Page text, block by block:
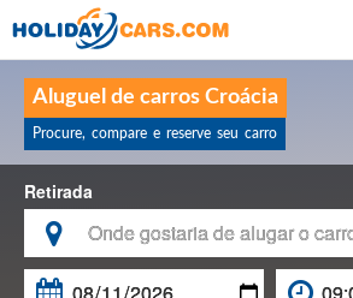
Aluguel de carros Croácia
Procure, compare e reserve seu carro
Retirada
